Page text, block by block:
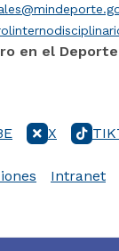
en el
X
Intranet